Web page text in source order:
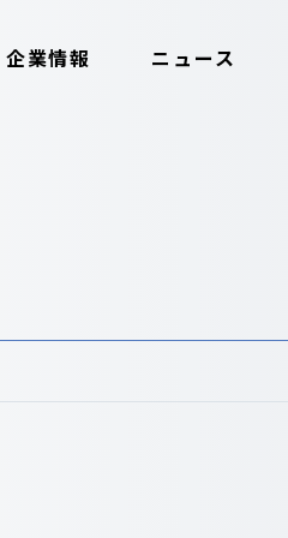
企業情報 ニュース